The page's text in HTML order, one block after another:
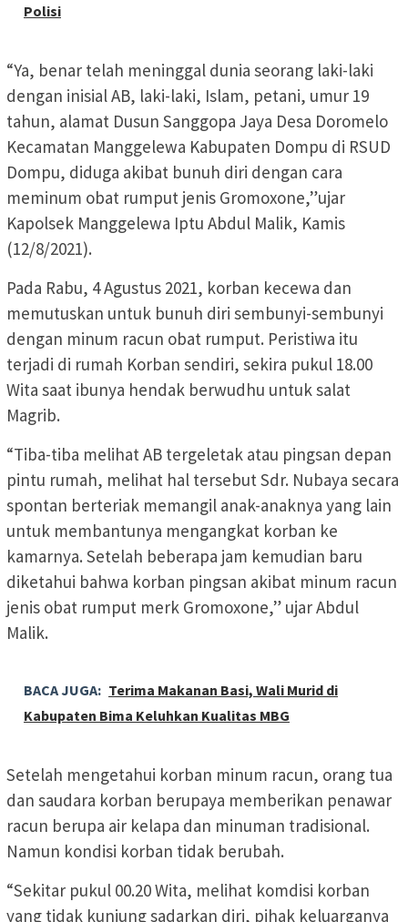
Polisi
“Ya, benar telah meninggal dunia seorang laki-laki
dengan inisial AB, laki-laki, Islam, petani, umur 19
tahun, alamat Dusun Sanggopa Jaya Desa Doromelo
Kecamatan Manggelewa Kabupaten Dompu di RSUD
Dompu, diduga akibat bunuh diri dengan cara
meminum obat rumput jenis Gromoxone,”ujar
Kapolsek Manggelewa Iptu Abdul Malik, Kamis
(12/8/2021).
Pada Rabu, 4 Agustus 2021, korban kecewa dan
memutuskan untuk bunuh diri sembunyi-sembunyi
dengan minum racun obat rumput. Peristiwa itu
terjadi di rumah Korban sendiri, sekira pukul 18.00
Wita saat ibunya hendak berwudhu untuk salat
Magrib.
“Tiba-tiba melihat AB tergeletak atau pingsan depan
pintu rumah, melihat hal tersebut Sdr. Nubaya secara
spontan berteriak memangil anak-anaknya yang lain
untuk membantunya mengangkat korban ke
kamarnya. Setelah beberapa jam kemudian baru
diketahui bahwa korban pingsan akibat minum racun
jenis obat rumput merk Gromoxone,” ujar Abdul
Malik.
BACA JUGA: Terima Makanan Basi, Wali Murid di
Kabupaten Bima Keluhkan Kualitas MBG
Setelah mengetahui korban minum racun, orang tua
dan saudara korban berupaya memberikan penawar
racun berupa air kelapa dan minuman tradisional.
Namun kondisi korban tidak berubah.
“Sekitar pukul 00.20 Wita, melihat komdisi korban
yang tidak kunjung sadarkan diri, pihak keluarganya